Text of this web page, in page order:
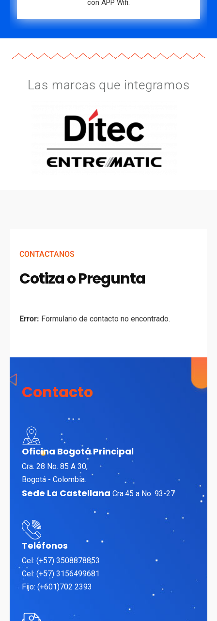
Las marcas que integramos
CONTACTANOS
Cotiza o Pregunta
Error: Formulario de contacto no encontrado.
Contacto
Oficina Bogotá Principal
Cra. 28 No. 85 A 30,
Bogotá - Colombia.
Sede La Castellana Cra.45 a No. 93-27
Teléfonos
Cel: (+57) 3508878853
Cel: (+57) 3156499681
Fijo: (+601)702 2393